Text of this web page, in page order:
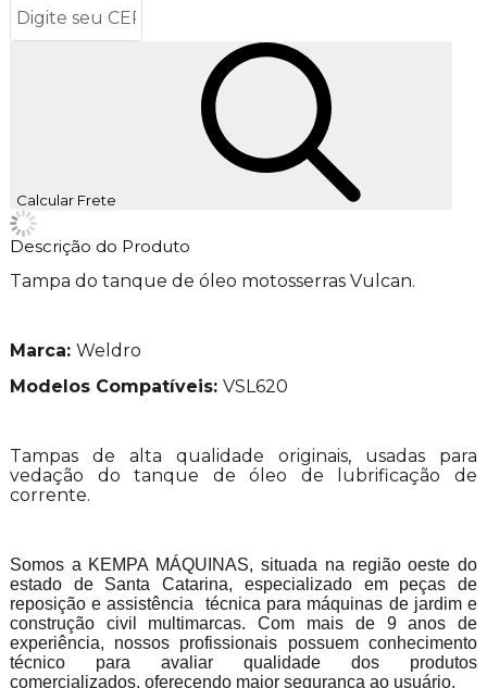
Calcular Frete
Descrição do Produto
Tampa do tanque de óleo motosserras Vulcan.
Marca: Weldro
Modelos Compatíveis: VSL620
Tampas de alta qualidade originais, usadas para
vedação do tanque de óleo de lubrificação de
corrente.
Somos a KEMPA MÁQUINAS, situada na região oeste do
estado de Santa Catarina, especializado em peças de
reposição e assistência técnica para máquinas de jardim e
construção civil multimarcas. Com mais de 9 anos de
experiência, nossos profissionais possuem conhecimento
técnico para avaliar qualidade dos produtos
comercializados, oferecendo maior segurança ao usuário.